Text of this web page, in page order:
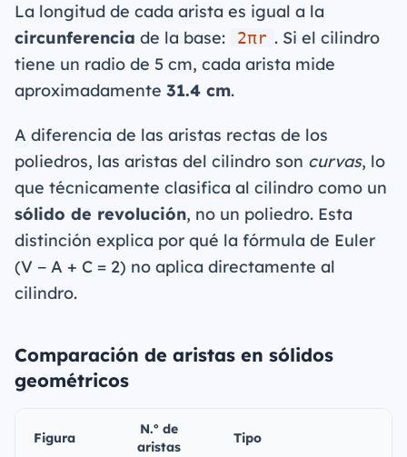
La longitud de cada arista es igual a la
circunferencia de la base: 2πr . Si el cilindro
tiene un radio de 5 cm, cada arista mide
aproximadamente 31.4 cm.
A diferencia de las aristas rectas de los
poliedros, las aristas del cilindro son curvas, lo
que técnicamente clasifica al cilindro como un
sólido de revolución, no un poliedro. Esta
distinción explica por qué la fórmula de Euler
(V − A + C = 2) no aplica directamente al
cilindro.
Comparación de aristas en sólidos
geométricos
Figura
N.º de
aristas
Tipo